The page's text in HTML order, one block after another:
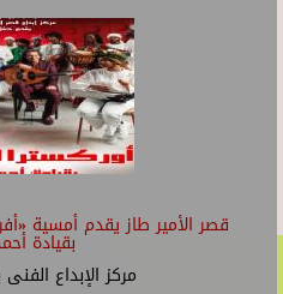
قصر الأمير طاز يقدم أمسية
بقيادة
مركز الإبداع